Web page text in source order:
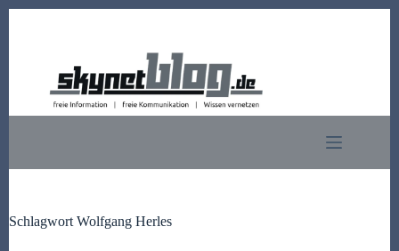
Schlagwort Wolfgang Herles